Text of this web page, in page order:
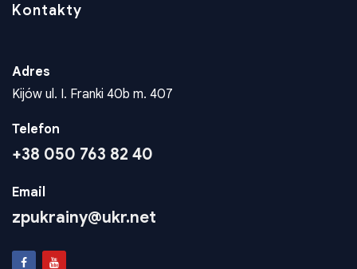
Kontakty
Adres
Kijów ul. I. Franki 40b m. 407
Telefon
+38 050 763 82 40
Email
zpukrainy@ukr.net